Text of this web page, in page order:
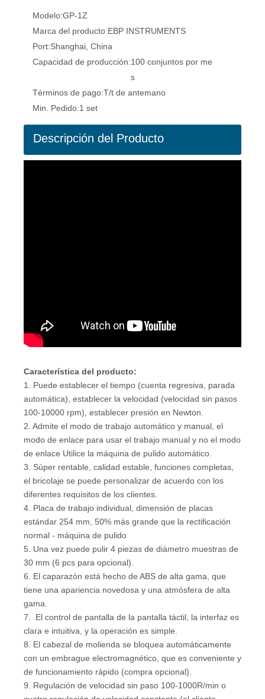
Modelo:GP-1Z
Marca del producto:EBP INSTRUMENTS
Port:Shanghai, China
Capacidad de producción:100 conjuntos por me
s
Términos de pago:T/t de antemano
Min. Pedido:1 set
Descripción del Producto
Característica del producto:
1. Puede establecer el tiempo (cuenta regresiva, parada
automática), establecer la velocidad (velocidad sin pasos
100-10000 rpm), establecer presión en Newton.
2. Admite el modo de trabajo automático y manual, el
modo de enlace para usar el trabajo manual y no el modo
de enlace Utilice la máquina de pulido automático.
3. Súper rentable, calidad estable, funciones completas,
el bricolaje se puede personalizar de acuerdo con los
diferentes requisitos de los clientes.
4. Placa de trabajo individual, dimensión de placas
estándar 254 mm, 50% más grande que la rectificación
normal - máquina de pulido
5. Una vez puede pulir 4 piezas de diámetro muestras de
30 mm (6 pcs para opcional).
6. El caparazón está hecho de ABS de alta gama, que
tiene una apariencia novedosa y una atmósfera de alta
gama.
7. El control de pantalla de la pantalla táctil, la interfaz es
clara e intuitiva, y la operación es simple.
8. El cabezal de molienda se bloquea automáticamente
con un embrague electromagnético, que es conveniente y
de funcionamiento rápido (compra opcional).
9. Regulación de velocidad sin paso 100-1000R/min o